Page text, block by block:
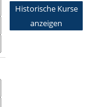
Historische Kurse
anzeigen